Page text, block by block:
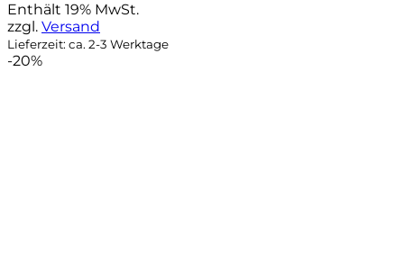
war:
26,95 €
ist:
Enthält 19% MwSt.
zzgl. Versand
Lieferzeit: ca. 2-3 Werktage
-20%